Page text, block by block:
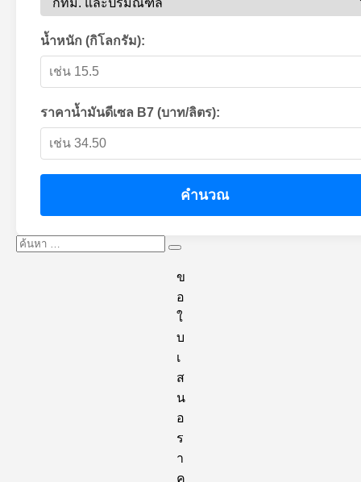
น้ำหนัก (กิโลกรัม):
ราคาน้ำมันดีเซล B7 (บาท/ลิตร):
คำนวณ
ค้นหา:
ข
อ
ใ
บ
เ
ส
น
อ
ร
า
ค